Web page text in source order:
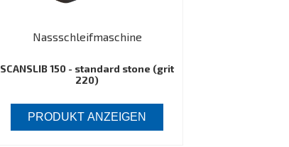
Nassschleifmaschine
SCANSLIB 150 - standard stone (grit
220)
PRODUKT ANZEIGEN